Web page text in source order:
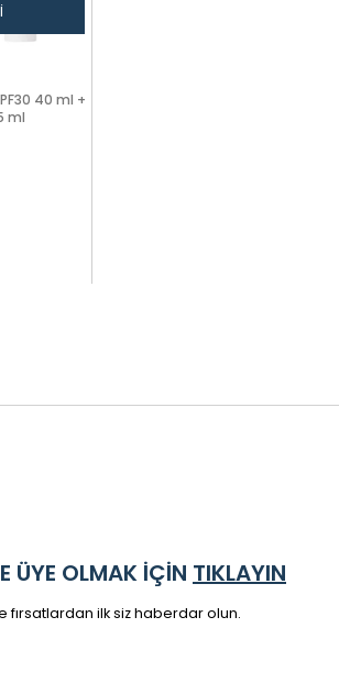
40 ml +
ml
ÜYE OLMAK İÇİN TIKLAYIN
fırsatlardan ilk siz haberdar olun.